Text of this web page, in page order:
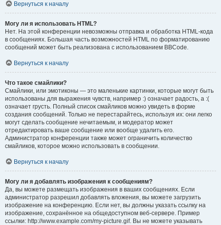
Вернуться к началу
Могу ли я использовать HTML?
Нет. На этой конференции невозможны отправка и обработка HTML-кода
в сообщениях. Большая часть возможностей HTML по форматированию
сообщений может быть реализована с использованием BBCode.
Вернуться к началу
Что такое смайлики?
Смайлики, или эмотиконы — это маленькие картинки, которые могут быть
использованы для выражения чувств, например :) означает радость, а :(
означает грусть. Полный список смайликов можно увидеть в форме
создания сообщений. Только не перестарайтесь, используя их: они легко
могут сделать сообщение нечитаемым, и модератор может
отредактировать ваше сообщение или вообще удалить его.
Администратор конференции также может ограничить количество
смайликов, которое можно использовать в сообщении.
Вернуться к началу
Могу ли я добавлять изображения к сообщениям?
Да, вы можете размещать изображения в ваших сообщениях. Если
администратор разрешил добавлять вложения, вы можете загрузить
изображение на конференцию. Если нет, вы должны указать ссылку на
изображение, сохранённое на общедоступном веб-сервере. Пример
ссылки: http://www.example.com/my-picture.gif. Вы не можете указывать